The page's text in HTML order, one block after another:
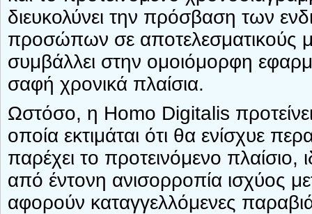
διευκολύνει την πρόσβαση των
προσώπων σε αποτελεσματικούς
συμβάλλει στην ομοιόμορφη
σαφή χρονικά πλαίσια.
Ωστόσο, η Homo Digitalis
οποία εκτιμάται ότι θα ενίσχυε
παρέχει το προτεινόμενο πλαίσιο,
από έντονη ανισορροπία ισχύος
αφορούν καταγγελλόμενες